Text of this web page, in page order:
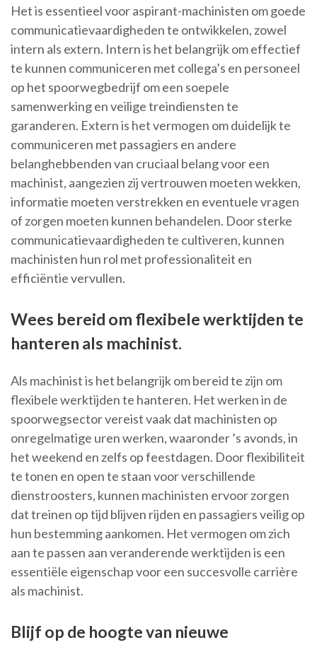
Het is essentieel voor aspirant-machinisten om goede
communicatievaardigheden te ontwikkelen, zowel
intern als extern. Intern is het belangrijk om effectief
te kunnen communiceren met collega’s en personeel
op het spoorwegbedrijf om een soepele
samenwerking en veilige treindiensten te
garanderen. Extern is het vermogen om duidelijk te
communiceren met passagiers en andere
belanghebbenden van cruciaal belang voor een
machinist, aangezien zij vertrouwen moeten wekken,
informatie moeten verstrekken en eventuele vragen
of zorgen moeten kunnen behandelen. Door sterke
communicatievaardigheden te cultiveren, kunnen
machinisten hun rol met professionaliteit en
efficiëntie vervullen.
Wees bereid om flexibele werktijden te
hanteren als machinist.
Als machinist is het belangrijk om bereid te zijn om
flexibele werktijden te hanteren. Het werken in de
spoorwegsector vereist vaak dat machinisten op
onregelmatige uren werken, waaronder ’s avonds, in
het weekend en zelfs op feestdagen. Door flexibiliteit
te tonen en open te staan voor verschillende
dienstroosters, kunnen machinisten ervoor zorgen
dat treinen op tijd blijven rijden en passagiers veilig op
hun bestemming aankomen. Het vermogen om zich
aan te passen aan veranderende werktijden is een
essentiële eigenschap voor een succesvolle carrière
als machinist.
Blijf op de hoogte van nieuwe